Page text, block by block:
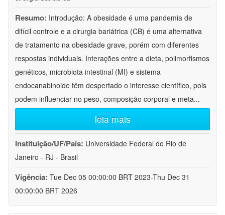
Resumo: Introdução: A obesidade é uma pandemia de
difícil controle e a cirurgia bariátrica (CB) é uma alternativa
de tratamento na obesidade grave, porém com diferentes
respostas individuais. Interações entre a dieta, polimorfismos
genéticos, microbiota intestinal (MI) e sistema
endocanabinoide têm despertado o interesse científico, pois
podem influenciar no peso, composição corporal e meta...
leia mais
Instituição/UF/País: Universidade Federal do Rio de
Janeiro - RJ - Brasil
Vigência: Tue Dec 05 00:00:00 BRT 2023-Thu Dec 31
00:00:00 BRT 2026